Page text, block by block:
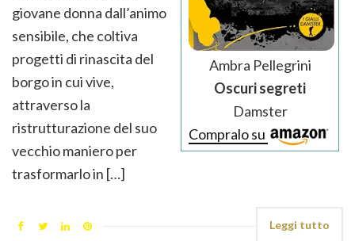
Ambra Pellegrini
Oscuri segreti
Damster
Compralo su
giovane donna dall’animo
sensibile, che coltiva
progetti di rinascita del
borgo in cui vive,
attraverso la
ristrutturazione del suo
vecchio maniero per
trasformarlo in […]
Leggi tutto